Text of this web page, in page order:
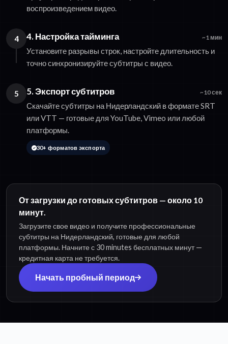
воспроизведением видео.
4 4. Настройка тайминга ~1 мин
Установите разрывы строк, настройте длительность и
точно синхронизируйте субтитры с видео.
5 5. Экспорт субтитров ~10 сек
Скачайте субтитры на Нидерландский в формате SRT
или VTT — готовые для YouTube, Vimeo или любой
платформы.
30+ форматов экспорта
От загрузки до готовых субтитров — около 10
минут.
Загрузите свое видео и получите профессиональные
субтитры на Нидерландский, готовые для любой
платформы. Начните с 30 minutes бесплатных минут —
кредитная карта не требуется.
Начать пробный период